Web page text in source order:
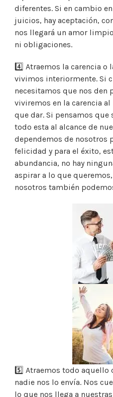
diferentes. Si en cambio
juicios, hay aceptación,
nos llegará un amor
ni obligaciones.
4️⃣ Atraemos la carencia o
vivimos interiormente. Si
necesitamos que nos den
viviremos en la carencia
que dar. Si pensamos que
todo esta al alcance de
dependemos de nosotros
felicidad y para el éxito,
abundancia, no hay
aspirar a lo que
nosotros también
5️⃣ Atraemos todo aquello
nadie nos lo envía. Nos
lo que nos llega a